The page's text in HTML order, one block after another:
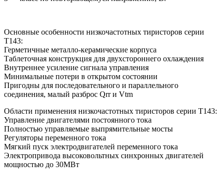
Основные особенности низкочастотных тиристоров серии
Т143:
Герметичные металло-керамические корпуса
Таблеточная конструкция для двухстороннего охлаждения
Внутреннее усиление сигнала управления
Минимальные потери в открытом состоянии
Пригодны для последовательного и параллельного
соединения, малый разброс Qrr и Vtm
Области применения низкочастотных тиристоров серии Т143:
Управление двигателями постоянного тока
Полностью управляемые выпрямительные мосты
Регуляторы переменного тока
Мягкий пуск электродвигателей переменного тока
Электропривода высоковольтных синхронных двигателей
мощностью до 30МВт